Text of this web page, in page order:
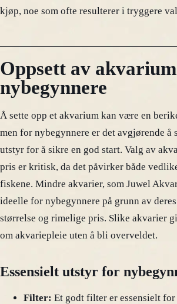
kjøp, noe som ofte resulterer i tryggere
Oppsett av
nybegynnere
Å sette opp et akvarium kan være en
men for nybegynnere er det avgjørende å
utstyr for å sikre en god start. Valg av
pris er kritisk, da det påvirker både
fiskene. Mindre akvarier, som Juwel
ideelle for nybegynnere på grunn av
størrelse og rimelige pris. Slike akvarier
om akvariepleie uten å bli overveldet.
Essensielt utstyr for
Filter: Et godt filter er essensielt